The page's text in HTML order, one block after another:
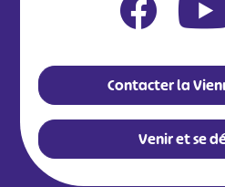
Contacter la
Venir et se